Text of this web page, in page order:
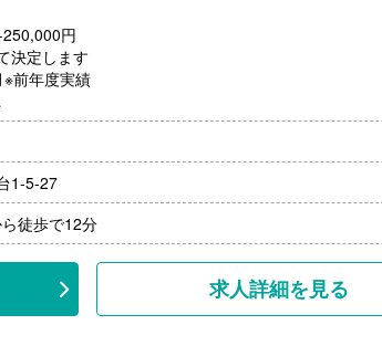
250,000円
決定します
※前年度実績
円/月
規定による）
1-5-27
徒歩で12分
求人詳細を見る